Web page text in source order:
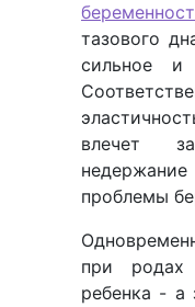
тазового
сильное и
влечет
проблемы
при родах
ребенка - а